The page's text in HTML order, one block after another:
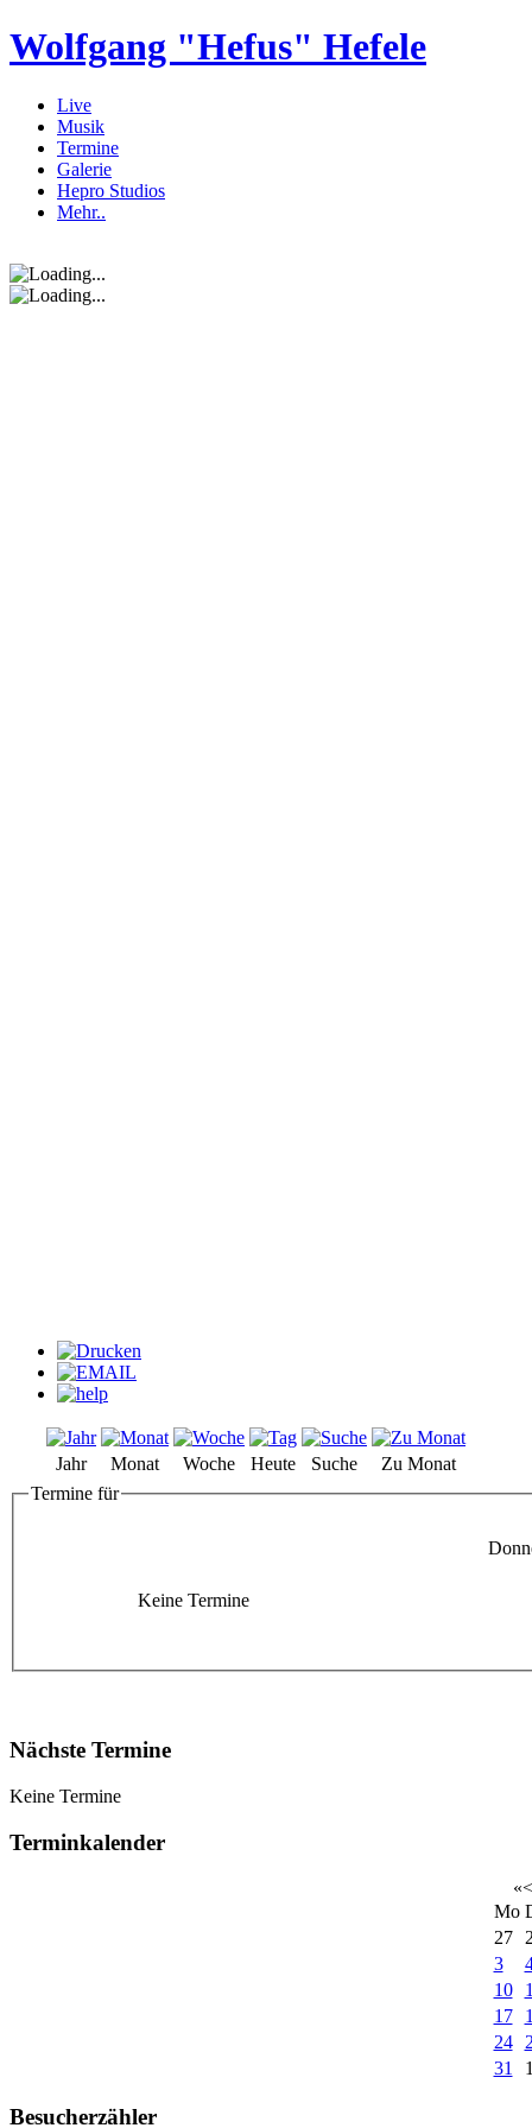
Wolfgang "Hefus" Hefele
Live
Musik
Termine
Galerie
Hepro Studios
Mehr..
Jahr Monat Woche Heute Suche
Zu Monat
Termine für
Keine Termine
Nächste Termine
Keine Termine
Terminkalender
«<
Mo
27
3
10
17
24
31
Besucherzähler